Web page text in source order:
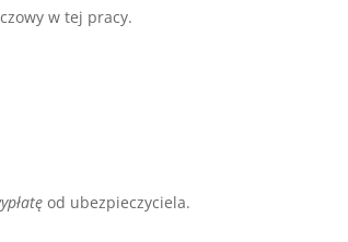
w tej pracy.
od ubezpieczyciela.